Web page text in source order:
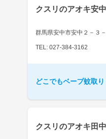
クスリのアオキ安
群馬県安中市安中２－３
TEL: 027-384-3162
どこでもベープ蚊取
クスリのアオキ田